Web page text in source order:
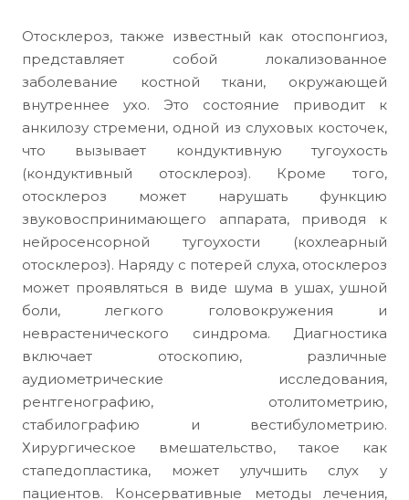
Отосклероз, также известный как отоспонгиоз,
представляет собой локализованное
заболевание костной ткани, окружающей
внутреннее ухо. Это состояние приводит к
анкилозу стремени, одной из слуховых косточек,
что вызывает кондуктивную тугоухость
(кондуктивный отосклероз). Кроме того,
отосклероз может нарушать функцию
звуковоспринимающего аппарата, приводя к
нейросенсорной тугоухости (кохлеарный
отосклероз). Наряду с потерей слуха, отосклероз
может проявляться в виде шума в ушах, ушной
боли, легкого головокружения и
неврастенического синдрома. Диагностика
включает отоскопию, различные
аудиометрические исследования,
рентгенографию, отолитометрию,
стабилографию и вестибулометрию.
Хирургическое вмешательство, такое как
стапедопластика, может улучшить слух у
пациентов. Консервативные методы лечения,